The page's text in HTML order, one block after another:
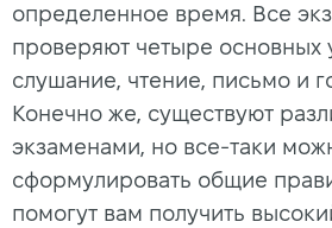
определенное время. Все
проверяют четыре основных
слушание, чтение, письмо и
Конечно же, существуют
экзаменами, но все-таки
сформулировать общие
помогут вам получить